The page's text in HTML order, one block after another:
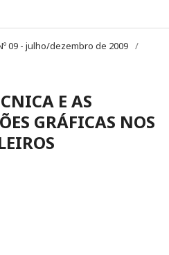
09 - julho/dezembro de 2009 /
E AS
GRÁFICAS NOS